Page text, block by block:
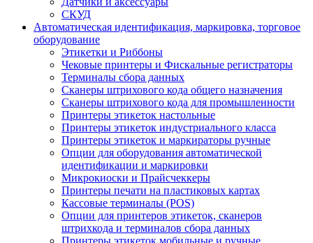
СКУД
Автоматическая идентификация, маркировка, торговое
оборудование
Этикетки и Риббоны
Чековые принтеры и Фискальные регистраторы
Терминалы сбора данных
Сканеры штрихового кода общего назначения
Сканеры штрихового кода для промышленности
Принтеры этикеток настольные
Принтеры этикеток индустриального класса
Принтеры этикеток и маркираторы ручные
Опции для оборудования автоматической
идентификации и маркировки
Микрокиоски и Прайсчеккеры
Принтеры печати на пластиковых картах
Кассовые терминалы (POS)
Опции для принтеров этикеток, сканеров
штрихкода и терминалов сбора данных